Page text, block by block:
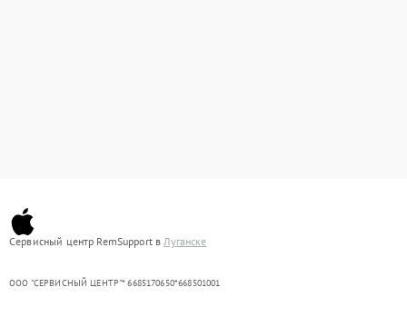
Сервисный центр RemSupport вЛуганске
ООО "СЕРВИСНЫЙ ЦЕНТР"* 6685170650*668501001